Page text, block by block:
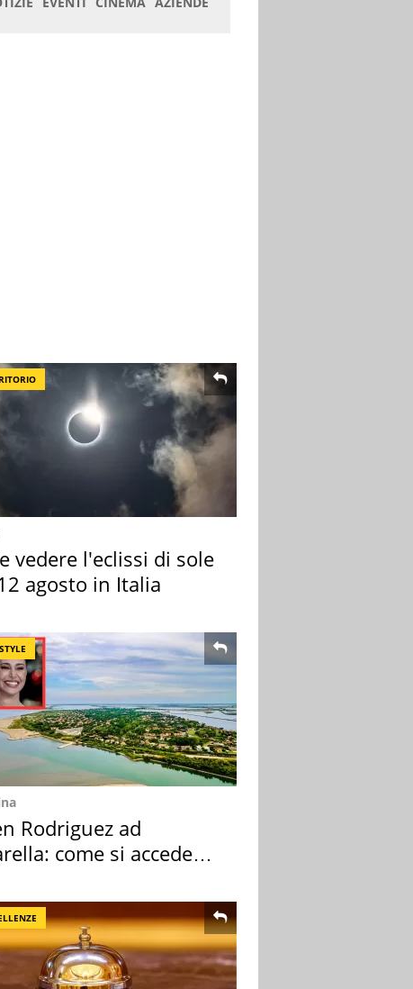
vedere l'eclissi di sole
agosto in Italia
Rodriguez ad
come si accede